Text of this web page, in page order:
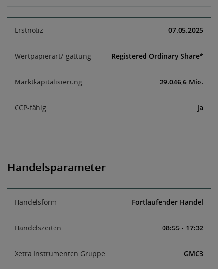
Erstnotiz 07.05.2025
Wertpapierart/-gattung Registered Ordinary Share*
Marktkapitalisierung 29.046,6 Mio.
CCP-fähig Ja
Handelsparameter
Handelsform Fortlaufender Handel
Handelszeiten 08:55 - 17:32
Xetra Instrumenten Gruppe GMC3